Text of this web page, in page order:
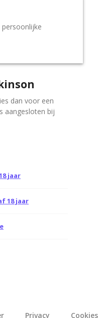
dan voor een
aangesloten bij
jaar
18 jaar
Privacy Cookies